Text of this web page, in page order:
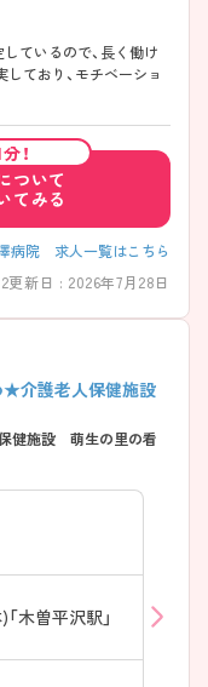
ているので、長く働け
ており、モチベーショ
！
ついて
てみる
病院 求人一覧はこちら
更新日 : 2026年7月28日
★介護老人保健施設
健施設 萌生の里の看
木曽平沢駅」